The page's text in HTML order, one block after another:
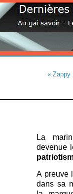
« Zappy
La
devenue
A preuve
dans sa